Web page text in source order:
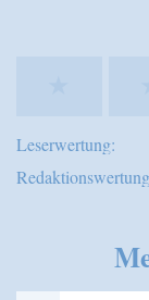
Leserwertung: